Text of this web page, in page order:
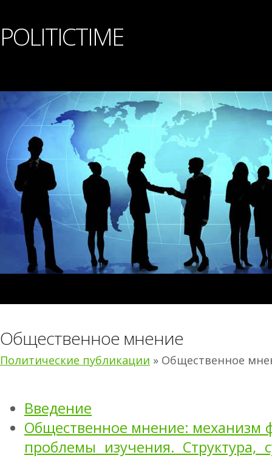
POLITICTIME
Общественное мнение
Политические публикации » Общественное
Введение
Общественное мнение: механизм
проблемы изучения. Структура,